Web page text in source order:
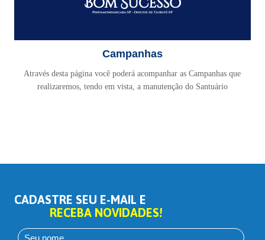
Campanhas
Através desta página você poderá acompanhar as Campanhas que
realizaremos, tendo em vista, a manutenção do Santuário
CADASTRE SEU E-MAIL E
RECEBA NOVIDADES!